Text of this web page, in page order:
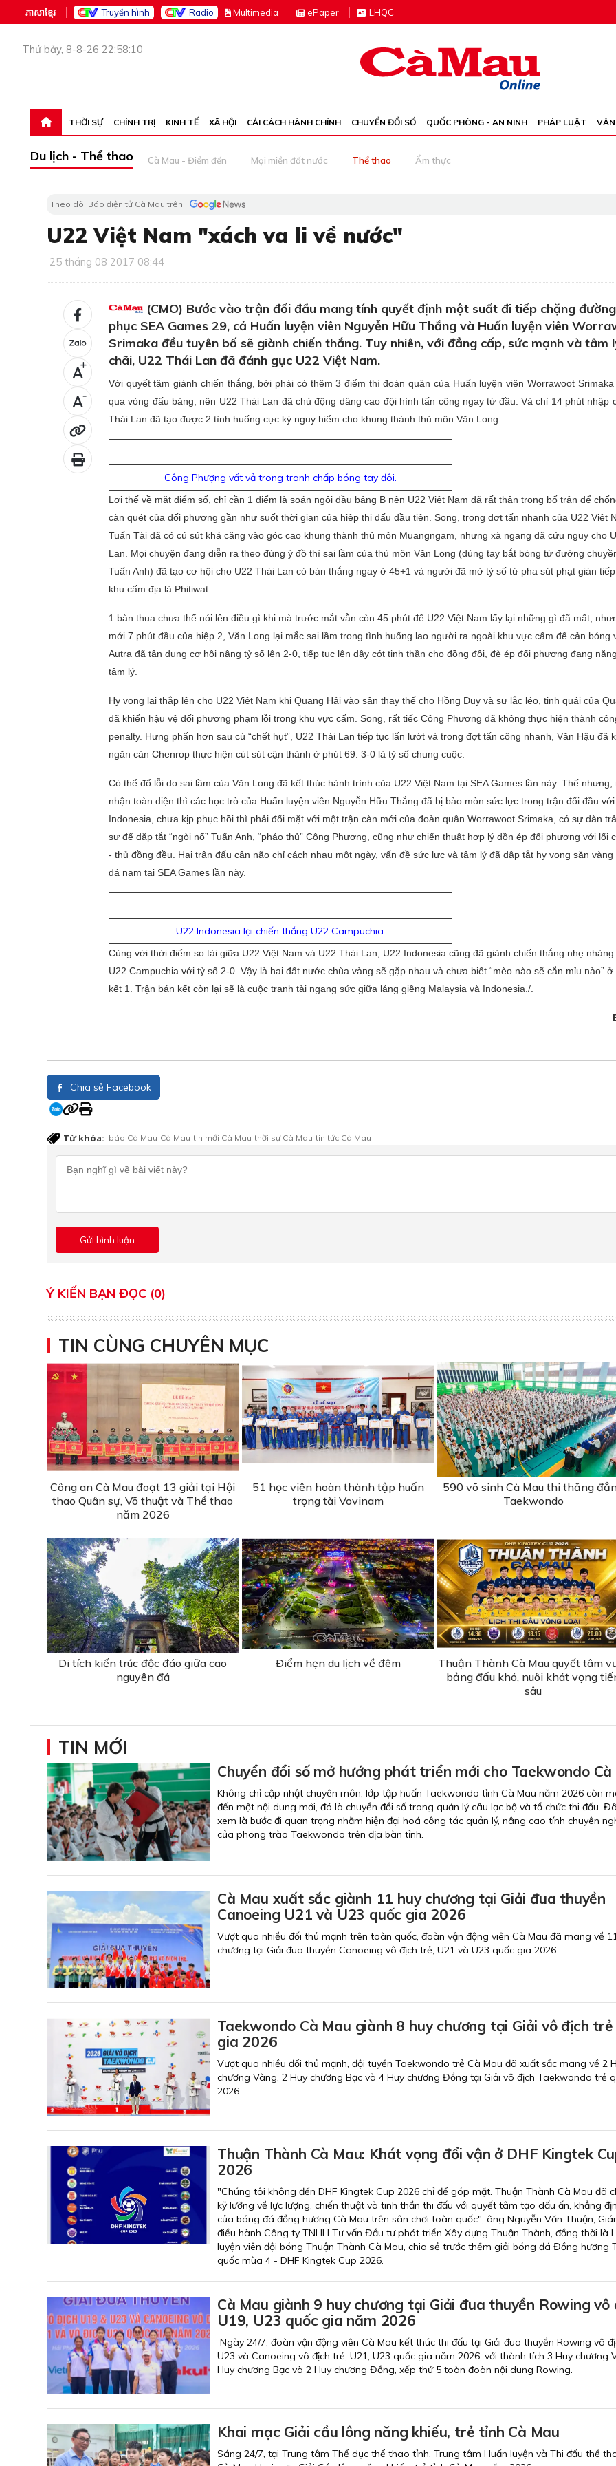
ភាសាខ្មែរ Truyền hình Radio Multimedia ePaper LHQC
Thứ bảy, 8-8-26 22:58:10
THỜI SỰ CHÍNH TRỊ KINH TẾ XÃ HỘI CẢI CÁCH HÀNH CHÍNH CHUYỂN ĐỔI SỐ QUỐC PHÒNG - AN NINH PHÁP LUẬT
Du lịch - Thể thao Cà Mau - Điểm đến Mọi miền đất nước Thể thao Ẩm thực
Theo dõi Báo điện tử Cà Mau trên
U22 Việt Nam "xách va li về nước"
25 tháng 08 2017 08:44
+
-
(CMO) Bước vào trận đối đầu mang tính quyết định một suất đi tiếp chặng
phục SEA Games 29, cả Huấn luyện viên Nguyễn Hữu Thắng và Huấn luyện viên
Srimaka đều tuyên bố sẽ giành chiến thắng. Tuy nhiên, với đẳng cấp, sức mạnh và tâm
chãi, U22 Thái Lan đã đánh gục U22 Việt Nam.
Với quyết tâm giành chiến thắng, bởi phải có thêm 3 điểm thì đoàn quân của Huấn luyện viên Worrawoot
qua vòng đấu bảng, nên U22 Thái Lan đã chủ động dâng cao đội hình tấn công ngay từ đầu. Và chỉ 14 phút nhập
Thái Lan đã tạo được 2 tình huống cực kỳ nguy hiểm cho khung thành thủ môn Văn Long.
Công Phượng vất vả trong tranh chấp bóng tay đôi.
Lợi thế về mặt điểm số, chỉ cần 1 điểm là soán ngôi đầu bảng B nên U22 Việt Nam đã rất thận trọng bố trận để
càn quét của đối phương gần như suốt thời gian của hiệp thi đấu đầu tiên. Song, trong đợt tấn nhanh của U22 Việt
Tuấn Tài đã có cú sút khá căng vào góc cao khung thành thủ môn Muangngam, nhưng xà ngang đã cứu nguy cho
Lan. Mọi chuyện đang diễn ra theo đúng ý đồ thì sai lầm của thủ môn Văn Long (dùng tay bắt bóng từ đường
Tuấn Anh) đã tạo cơ hội cho U22 Thái Lan có bàn thắng ngay ở 45+1 và người đã mở tỷ số từ pha sút phạt gián
khu cấm địa là Phitiwat
1 bàn thua chưa thể nói lên điều gì khi mà trước mắt vẫn còn 45 phút để U22 Việt Nam lấy lại những gì đã mất,
mới 7 phút đầu của hiệp 2, Văn Long lại mắc sai lầm trong tình huống lao người ra ngoài khu vực cấm để cản bóng
Autra đã tận dụng cơ hội nâng tỷ số lên 2-0, tiếp tục lên dây cót tinh thần cho đồng đội, đè ép đối phương đang
tâm lý.
Hy vọng lại thắp lên cho U22 Việt Nam khi Quang Hải vào sân thay thế cho Hồng Duy và sự lắc léo, tinh quái của
đã khiến hậu vệ đối phương phạm lỗi trong khu vực cấm. Song, rất tiếc Công Phương đã không thực hiện thành
penalty. Hưng phấn hơn sau cú “chết hụt”, U22 Thái Lan tiếp tục lấn lướt và trong đợt tấn công nhanh, Văn Hậu đã
ngăn cản Chenrop thực hiện cút sút cận thành ở phút 69. 3-0 là tỷ số chung cuộc.
Có thể đổ lỗi do sai lầm của Văn Long đã kết thúc hành trình của U22 Việt Nam tại SEA Games lần này. Thế nhưng,
nhận toàn diện thì các học trò của Huấn luyện viên Nguyễn Hữu Thắng đã bị bào mòn sức lực trong trận đối đầu với
Indonesia, chưa kịp phục hồi thì phải đối mặt với một trận càn mới của đoàn quân Worrawoot Srimaka, có sự dàn
sự để dặp tắt “ngòi nổ” Tuấn Anh, “pháo thủ” Công Phượng, cũng như chiến thuật hợp lý dồn ép đối phương với lối
- thủ đồng đều. Hai trận đấu cân não chỉ cách nhau một ngày, vấn đề sức lực và tâm lý đã dập tắt hy vọng săn vàng
đá nam tại SEA Games lần này.
U22 Indonesia lại chiến thắng U22 Campuchia.
Cùng với thời điểm so tài giữa U22 Việt Nam và U22 Thái Lan, U22 Indonesia cũng đã giành chiến thắng nhẹ
U22 Campuchia với tỷ số 2-0. Vậy là hai đất nước chùa vàng sẽ gặp nhau và chưa biết “mèo nào sẽ cắn mỉu nào”
kết 1. Trận bán kết còn lại sẽ là cuộc tranh tài ngang sức giữa láng giềng Malaysia và Indonesia./.
Chia sẻ Facebook
Từ khóa: báo Cà Mau Cà Mau tin mới Cà Mau thời sự Cà Mau tin tức Cà Mau
Ý KIẾN BẠN ĐỌC (0)
TIN CÙNG CHUYÊN MỤC
Công an Cà Mau đoạt 13 giải tại Hội
thao Quân sự, Võ thuật và Thể thao
năm 2026
51 học viên hoàn thành tập huấn
trọng tài Vovinam
590 võ sinh Cà Mau thi thăng
Taekwondo
Di tích kiến trúc độc đáo giữa cao
nguyên đá
Ðiểm hẹn du lịch về đêm
Thuận Thành Cà Mau quyết tâm
bảng đấu khó, nuôi khát vọng
sâu
TIN MỚI
Chuyển đổi số mở hướng phát triển mới cho Taekwondo Cà
Không chỉ cập nhật chuyên môn, lớp tập huấn Taekwondo tỉnh Cà Mau năm 2026 còn
đến một nội dung mới, đó là chuyển đổi số trong quản lý câu lạc bộ và tổ chức thi đấu.
xem là bước đi quan trọng nhằm hiện đại hoá công tác quản lý, nâng cao tính chuyên
của phong trào Taekwondo trên địa bàn tỉnh.
Cà Mau xuất sắc giành 11 huy chương tại Giải đua thuyền
Canoeing U21 và U23 quốc gia 2026
Vượt qua nhiều đối thủ mạnh trên toàn quốc, đoàn vận động viên Cà Mau đã mang về
chương tại Giải đua thuyền Canoeing vô địch trẻ, U21 và U23 quốc gia 2026.
Taekwondo Cà Mau giành 8 huy chương tại Giải vô địch
gia 2026
Vượt qua nhiều đối thủ mạnh, đội tuyển Taekwondo trẻ Cà Mau đã xuất sắc mang về 2
chương Vàng, 2 Huy chương Bạc và 4 Huy chương Đồng tại Giải vô địch Taekwondo trẻ
2026.
Thuận Thành Cà Mau: Khát vọng đổi vận ở DHF Kingtek
2026
"Chúng tôi không đến DHF Kingtek Cup 2026 chỉ để góp mặt. Thuận Thành Cà Mau đã
kỹ lưỡng về lực lượng, chiến thuật và tinh thần thi đấu với quyết tâm tạo dấu ấn, khẳng
của bóng đá đồng hương Cà Mau trên sân chơi toàn quốc", ông Nguyễn Văn Thuận,
điều hành Công ty TNHH Tư vấn Đầu tư phát triển Xây dựng Thuận Thành, đồng thời là
luyện viên đội bóng Thuận Thành Cà Mau, chia sẻ trước thềm giải bóng đá Đồng hương
quốc mùa 4 - DHF Kingtek Cup 2026.
Cà Mau giành 9 huy chương tại Giải đua thuyền Rowing vô
U19, U23 quốc gia năm 2026
Ngày 24/7, đoàn vận động viên Cà Mau kết thúc thi đấu tại Giải đua thuyền Rowing vô
U23 và Canoeing vô địch trẻ, U21, U23 quốc gia năm 2026, với thành tích 3 Huy chương
Huy chương Bạc và 2 Huy chương Đồng, xếp thứ 5 toàn đoàn nội dung Rowing.
Khai mạc Giải cầu lông năng khiếu, trẻ tỉnh Cà Mau
Sáng 24/7, tại Trung tâm Thể dục thể thao tỉnh, Trung tâm Huấn luyện và Thi đấu thể